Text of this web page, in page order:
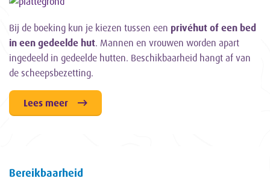
Bij de boeking kun je kiezen tussen een privéhut of een bed
in een gedeelde hut. Mannen en vrouwen worden apart
ingedeeld in gedeelde hutten. Beschikbaarheid hangt af van
de scheepsbezetting.
Lees meer
Bereikbaarheid